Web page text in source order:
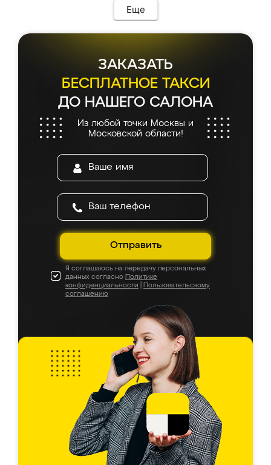
Еще
ЗАКАЗАТЬ
БЕСПЛАТНОЕ ТАКСИ
ДО НАШЕГО САЛОНА
Из любой точки Москвы и
Московской области!
Отправить
Я соглашаюсь на передачу персональных
данных согласно Политике
конфиденциальности
Пользовательскому
соглашению